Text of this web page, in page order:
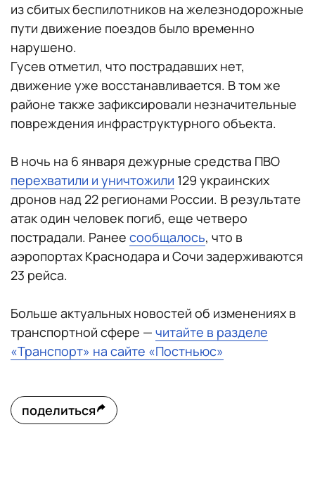
из сбитых беспилотников на железнодорожные
пути движение поездов было временно
нарушено.
Гусев отметил, что пострадавших нет,
движение уже восстанавливается. В том же
районе также зафиксировали незначительные
повреждения инфраструктурного объекта.
В ночь на 6 января дежурные средства ПВО
перехватили и уничтожили 129 украинских
дронов над 22 регионами России. В результате
атак один человек погиб, еще четверо
пострадали. Ранее сообщалось, что в
аэропортах Краснодара и Сочи задерживаются
23 рейса.
Больше актуальных новостей об изменениях в
транспортной сфере — читайте в разделе
«Транспорт» на сайте «Постньюс»
поделиться